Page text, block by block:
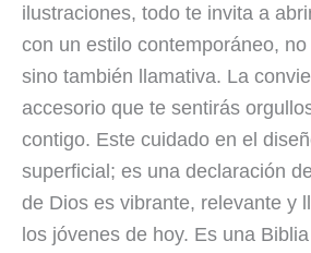
ilustraciones, todo te invita a
con un estilo contemporáneo,
sino también llamativa. La
accesorio que te sentirás
contigo. Este cuidado en el
superficial; es una declaración
de Dios es vibrante, relevante y
los jóvenes de hoy. Es una